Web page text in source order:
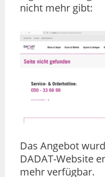
nicht mehr gibt:
Das Angebot
DADAT-Website
mehr verfügbar.